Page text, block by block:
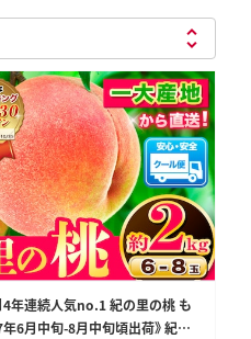
4年連続人気no.1 紀の里の桃 も
6月中旬-8月中旬頃出荷》 紀の